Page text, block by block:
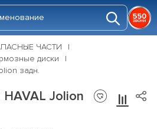
ЧАСТИ
диски
задн.
Jolion